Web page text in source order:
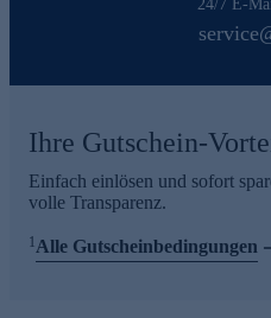
24/7 E-
Ihre Gutschein-
Einfach einlösen und sofort
volle Transparenz.
1Alle Gutscheinbedingungen